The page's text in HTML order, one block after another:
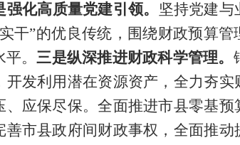
强化高质量党建引领。
坚持党建与
干”的优良传统，围绕财政预算
平。三是纵深推进财政科学管理。
发利用潜在资源资产，全力夯实
应保尽保。全面推进市县零基
市县政府间财政事权，全面推动